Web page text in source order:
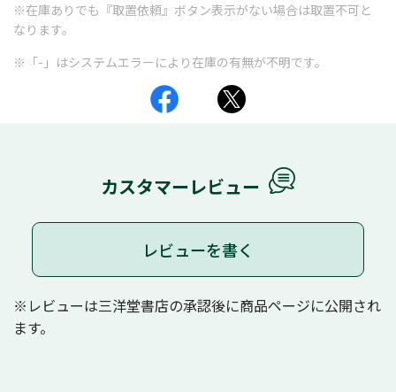
※在庫ありでも『取置依頼』ボタン表示がない場合は取置不可と
なります。
※「-」はシステムエラーにより在庫の有無が不明です。
カスタマーレビュー
レビューを書く
※レビューは三洋堂書店の承認後に商品ページに公開され
ます。